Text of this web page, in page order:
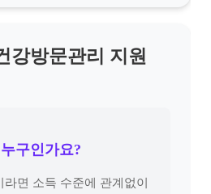
강방문관리 지원
구인가요?
라면 소득 수준에 관계없이